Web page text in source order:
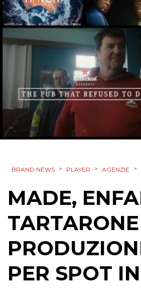
BRAND NEWS > PLAYER > AGENZIE >
MADE,
PER SPOT